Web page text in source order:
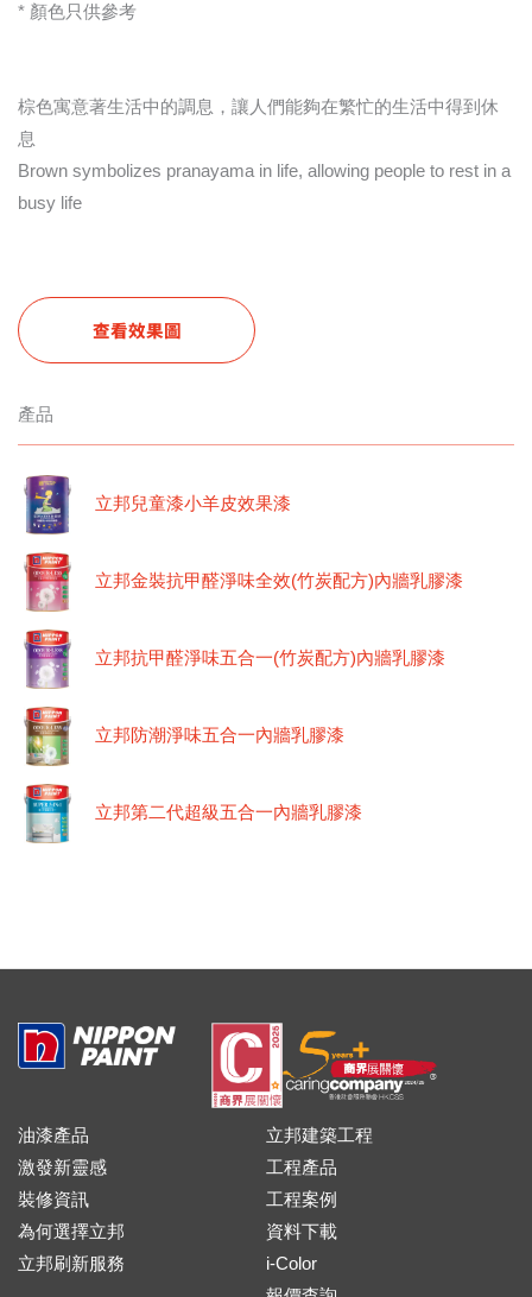
* 顏色只供參考
棕色寓意著生活中的調息，讓人們能夠在繁忙的生活中得到休
息
Brown symbolizes pranayama in life, allowing people to rest in a
busy life
查看效果圖
產品
立邦兒童漆小羊皮效果漆
立邦金裝抗甲醛淨味全效(竹炭配方)內牆乳膠漆
立邦抗甲醛淨味五合一(竹炭配方)內牆乳膠漆
立邦防潮淨味五合一內牆乳膠漆
立邦第二代超級五合一內牆乳膠漆
油漆產品
激發新靈感
裝修資訊
為何選擇立邦
立邦刷新服務
立邦建築工程
工程產品
工程案例
資料下載
i-Color